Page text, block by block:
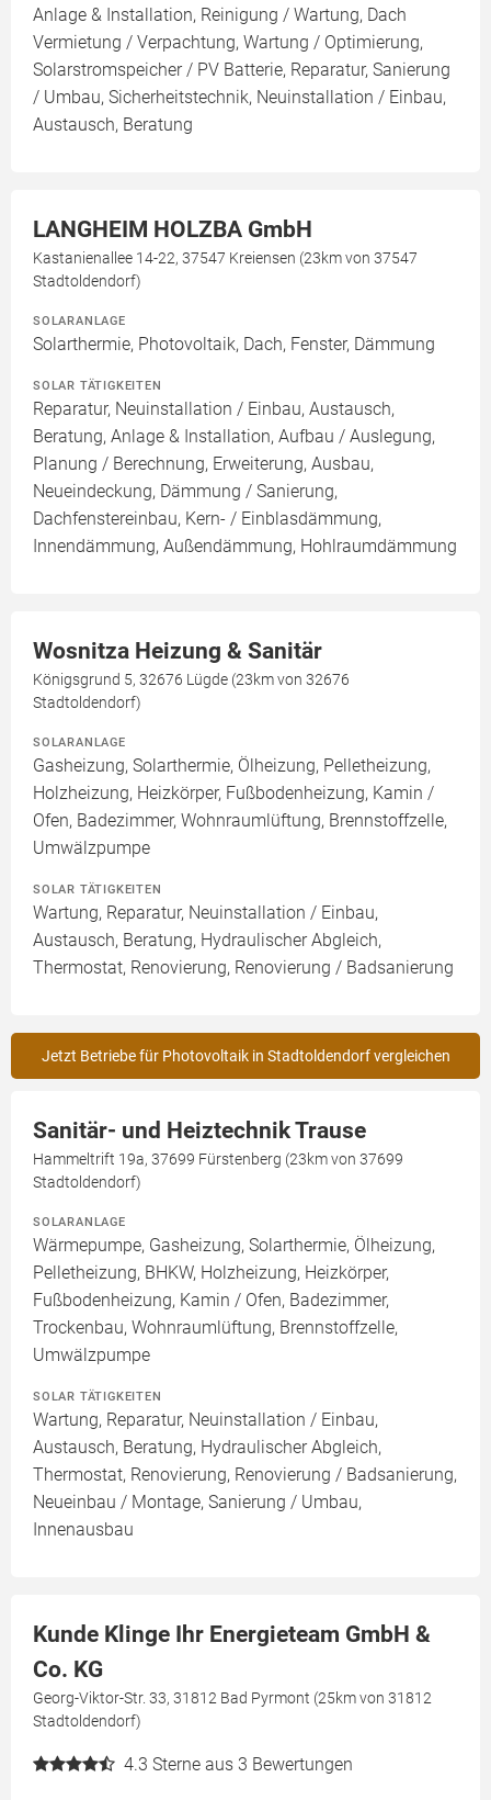
Anlage & Installation, Reinigung / Wartung, Dach
Vermietung / Verpachtung, Wartung / Optimierung,
Solarstromspeicher / PV Batterie, Reparatur, Sanierung
/ Umbau, Sicherheitstechnik, Neuinstallation / Einbau,
Austausch, Beratung
LANGHEIM HOLZBA GmbH
Kastanienallee 14-22, 37547 Kreiensen (23km von 37547
Stadtoldendorf)
SOLARANLAGE
Solarthermie, Photovoltaik, Dach, Fenster, Dämmung
SOLAR TÄTIGKEITEN
Reparatur, Neuinstallation / Einbau, Austausch,
Beratung, Anlage & Installation, Aufbau / Auslegung,
Planung / Berechnung, Erweiterung, Ausbau,
Neueindeckung, Dämmung / Sanierung,
Dachfenstereinbau, Kern- / Einblasdämmung,
Innendämmung, Außendämmung, Hohlraumdämmung
Wosnitza Heizung & Sanitär
Königsgrund 5, 32676 Lügde (23km von 32676
Stadtoldendorf)
SOLARANLAGE
Gasheizung, Solarthermie, Ölheizung, Pelletheizung,
Holzheizung, Heizkörper, Fußbodenheizung, Kamin /
Ofen, Badezimmer, Wohnraumlüftung, Brennstoffzelle,
Umwälzpumpe
SOLAR TÄTIGKEITEN
Wartung, Reparatur, Neuinstallation / Einbau,
Austausch, Beratung, Hydraulischer Abgleich,
Thermostat, Renovierung, Renovierung / Badsanierung
Jetzt Betriebe für Photovoltaik in Stadtoldendorf vergleichen
Sanitär- und Heiztechnik Trause
Hammeltrift 19a, 37699 Fürstenberg (23km von 37699
Stadtoldendorf)
SOLARANLAGE
Wärmepumpe, Gasheizung, Solarthermie, Ölheizung,
Pelletheizung, BHKW, Holzheizung, Heizkörper,
Fußbodenheizung, Kamin / Ofen, Badezimmer,
Trockenbau, Wohnraumlüftung, Brennstoffzelle,
Umwälzpumpe
SOLAR TÄTIGKEITEN
Wartung, Reparatur, Neuinstallation / Einbau,
Austausch, Beratung, Hydraulischer Abgleich,
Thermostat, Renovierung, Renovierung / Badsanierung,
Neueinbau / Montage, Sanierung / Umbau,
Innenausbau
Kunde Klinge Ihr Energieteam GmbH &
Co. KG
Georg-Viktor-Str. 33, 31812 Bad Pyrmont (25km von 31812
Stadtoldendorf)
4.3 Sterne aus 3 Bewertungen